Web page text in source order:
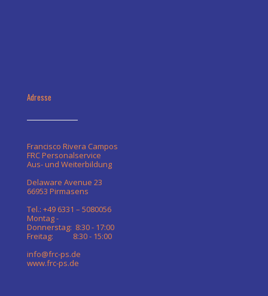
Adresse
Francisco Rivera Campos
FRC Personalservice
Aus- und Weiterbildung
Delaware Avenue 23
66953 Pirmasens
Tel.: +49 6331 – 5080056
Montag -
Donnerstag: 8:30 - 17:00
Freitag: 8:30 - 15:00
info@frc-ps.de
www.frc-ps.de